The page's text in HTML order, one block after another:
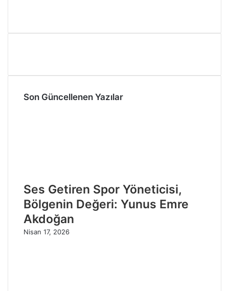
Son Güncellenen Yazılar
Ses Getiren Spor Yöneticisi,
Bölgenin Değeri: Yunus Emre
Akdoğan
Nisan 17, 2026